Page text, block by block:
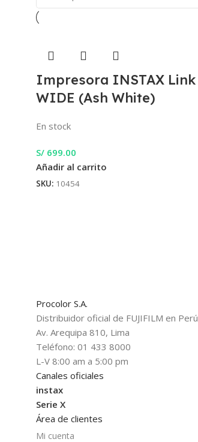
Impresora INSTAX Link
WIDE (Ash White)
En stock
S/ 699.00
Añadir al carrito
SKU: 10454
Procolor S.A.
Distribuidor oficial de FUJIFILM en Perú
Av. Arequipa 810, Lima
Teléfono: 01 433 8000
L-V 8:00 am a 5:00 pm
Canales oficiales
instax
Serie X
Área de clientes
Mi cuenta